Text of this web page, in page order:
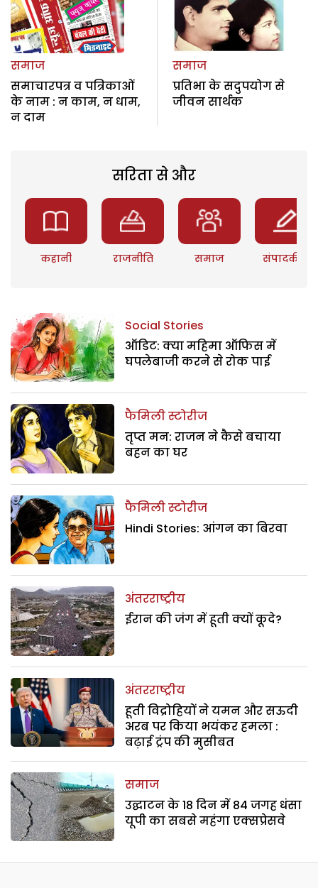
समाज
समाचारपत्र व पत्रिकाओं
के नाम : न काम, न धाम,
न दाम
समाज
प्रतिभा के सदुपयोग से
जीवन सार्थक
सरिता से और
कहानी राजनीति समाज संपादकीय
Social Stories
ऑडिट: क्या महिमा ऑफिस में
घपलेबाजी करने से रोक पाई
फैमिली स्टोरीज
तृप्त मन: राजन ने कैसे बचाया
बहन का घर
फैमिली स्टोरीज
Hindi Stories: आंगन का बिरवा
अंतरराष्ट्रीय
ईरान की जंग में हूती क्यों कूदे?
अंतरराष्ट्रीय
हूती विद्रोहियों ने यमन और सऊदी
अरब पर किया भयंकर हमला :
बढ़ाई ट्रंप की मुसीबत
समाज
उद्घाटन के 18 दिन में 84 जगह धंसा
यूपी का सबसे महंगा एक्सप्रेसवे